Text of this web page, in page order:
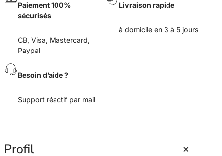
d
2
z
Paiement 100%
sécurisés
CB, Visa, Mastercard,
Paypal
Livraison rapide
à domicile en 3 à 5 jours
Besoin d’aide ?
Support réactif par mail
Profil +